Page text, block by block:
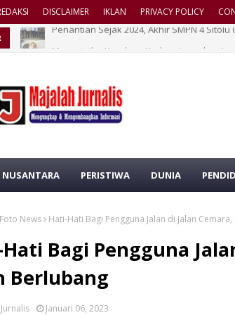
DISCLAIMER IKLAN PRIVACY POLICY
Maryaty Ibu Kandung Korban Laporkan
NUSANTARA PERISTIWA DUNIA
Foto News Hati-Hati Bagi Pengguna Jalan di Jalan
Bagi Pengguna
Berlubang
Januari 06, 2023